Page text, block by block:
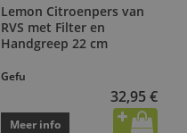
Lemon Citroenpers van
RVS met Filter en
Handgreep 22 cm
Gefu
32,95 €
Meer info